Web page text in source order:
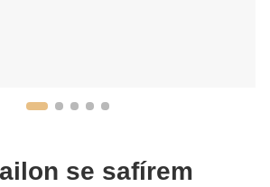
se safírem